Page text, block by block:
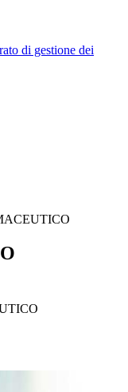
di gestione dei